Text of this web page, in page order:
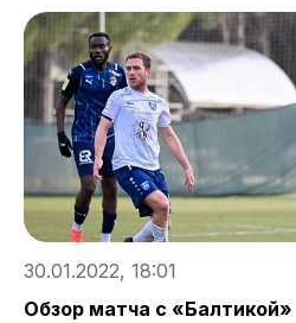
30.01.2022, 18:01
Обзор матча с «Балтикой»